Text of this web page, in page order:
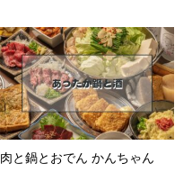
肉と鍋とおでん かんちゃん